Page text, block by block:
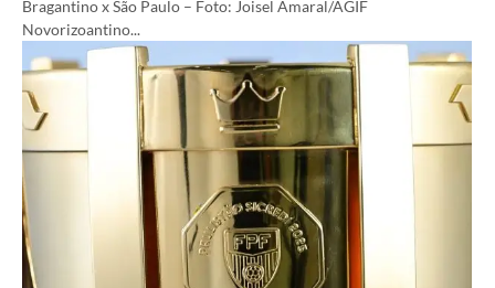
Bragantino x São Paulo – Foto: Joisel Amaral/AGIF
Novorizoantino...